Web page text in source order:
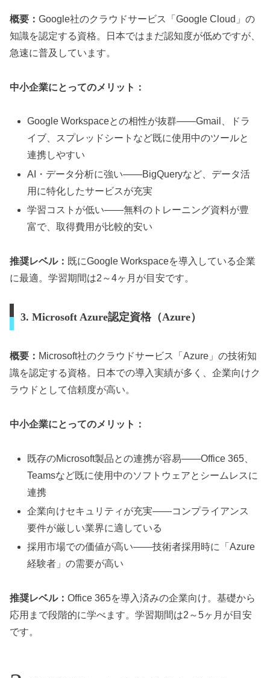
概要： Google社のクラウドサービス「Google Cloud」の
知識を認定する資格。日本ではまだ認知度が低めですが、
急速に普及しています。
中小企業にとってのメリット：
Google Workspaceとの相性が抜群——Gmail、ドラ
イブ、スプレッドシートなど既に使用中のツールと
連携しやすい
AI・データ分析に強い——BigQueryなど、データ活
用に特化したサービスが充実
学習コストが低い——無料のトレーニング資料が豊
富で、取得費用が比較的安い
推奨レベル： 既にGoogle Workspaceを導入している企業
に最適。学習期間は2～4ヶ月が目安です。
3. Microsoft Azure認定資格（Azure）
概要： Microsoft社のクラウドサービス「Azure」の技術知
識を認定する資格。日本での導入実績が多く、企業向けク
ラウドとして信頼度が高い。
中小企業にとってのメリット：
既存のMicrosoft製品との連携が容易——Office 365、
Teamsなど既に使用中のソフトウェアとシームレスに
連携
企業向けセキュリティが充実——コンプライアンス
要件が厳しい業界に適している
採用市場での価値が高い——技術者採用時に「Azure
経験者」の需要が高い
推奨レベル： Office 365を導入済みの企業向け。基礎から
応用まで段階的に学べます。学習期間は2～5ヶ月が目安
です。